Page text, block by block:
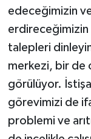
edeceğimizin
erdireceğimizin
talepleri
merkezi, bir de
görülüyor.
görevimizi de
problemi ve